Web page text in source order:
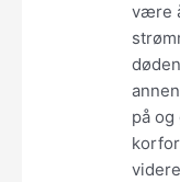
være
på